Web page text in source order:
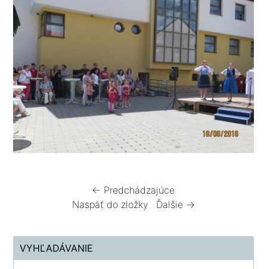
← Predchádzajúce
Naspäť do zložky
Ďalšie →
VYHĽADÁVANIE